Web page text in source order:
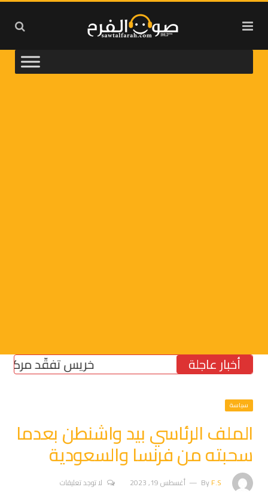
أخبار عاجلة خريس تفقّد مركز
سياسة
الملف الرئاسي بيد واشنطن بعدما
سحبته من فرنسا والسعودية
ByF.S أغسطس 19, 2023 لا توجد تعليقات